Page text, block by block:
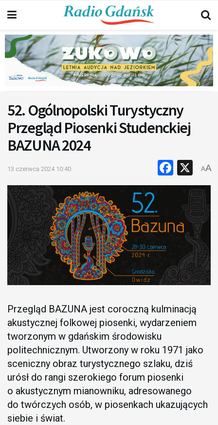
52. Ogólnopolski Turystyczny
Przegląd Piosenki Studenckiej
BAZUNA 2024
13 czerwca 2024 10:40 X
AA
Przegląd BAZUNA jest coroczną kulminacją
akustycznej folkowej piosenki, wydarzeniem
tworzonym w gdańskim środowisku
politechnicznym. Utworzony w roku 1971 jako
sceniczny obraz turystycznego szlaku, dziś
urósł do rangi szerokiego forum piosenki
o akustycznym mianowniku, adresowanego
do twórczych osób, w piosenkach ukazujących
siebie i świat.